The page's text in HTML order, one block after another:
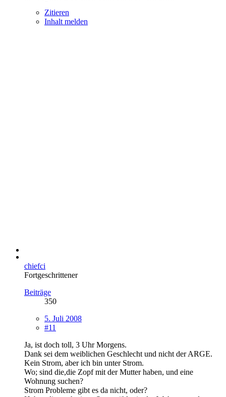
Zitieren
Inhalt melden
chiefci
Fortgeschrittener
Beiträge
350
5. Juli 2008
#11
Ja, ist doch toll, 3 Uhr Morgens.
Dank sei dem weiblichen Geschlecht und nicht der ARGE.
Kein Strom, aber ich bin unter Strom.
Wo; sind die,die Zopf mit der Mutter haben, und eine
Wohnung suchen?
Strom Probleme gibt es da nicht, oder?